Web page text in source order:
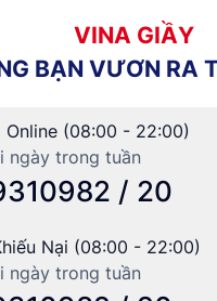
VINA GIẦY
G BẠN VƯƠN RA
Online (08:00 - 22:00)
ngày trong tuần
/ 20
Nại (08:00 - 22:00)
ngày trong tuần